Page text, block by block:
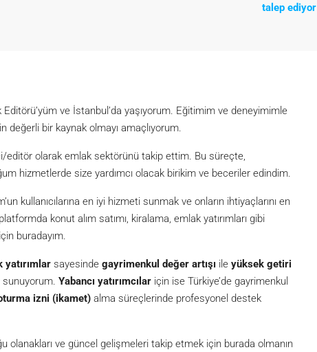
talep ediyor
ve İstanbul’da yaşıyorum. Eğitimim ve deneyimimle
değerli bir kaynak olmayı amaçlıyorum.
editör olarak emlak sektörünü takip ettim. Bu süreçte,
hizmetlerde size yardımcı olacak birikim ve beceriler edindim.
kullanıcılarına en iyi hizmeti sunmak ve onların ihtiyaçlarını en
konut alım satımı, kiralama, emlak yatırımları gibi
buradayım.
yatırımlar sayesinde gayrimenkul değer artışı ile yüksek getiri
Yabancı yatırımcılar için ise Türkiye’de gayrimenkul
izni (ikamet) alma süreçlerinde profesyonel destek
olanakları ve güncel gelişmeleri takip etmek için burada olmanın